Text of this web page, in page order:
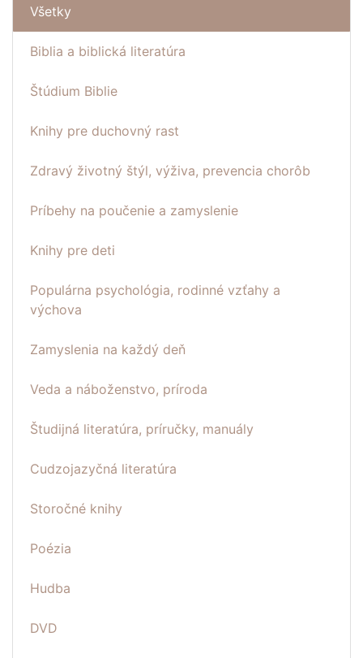
Všetky
Biblia a biblická literatúra
Štúdium Biblie
Knihy pre duchovný rast
Zdravý životný štýl, výživa, prevencia chorôb
Príbehy na poučenie a zamyslenie
Knihy pre deti
Populárna psychológia, rodinné vzťahy a
výchova
Zamyslenia na každý deň
Veda a náboženstvo, príroda
Študijná literatúra, príručky, manuály
Cudzojazyčná literatúra
Storočné knihy
Poézia
Hudba
DVD